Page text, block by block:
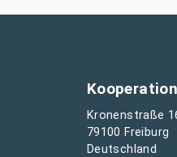
Kronenstraße
79100 Freiburg
Deutschland